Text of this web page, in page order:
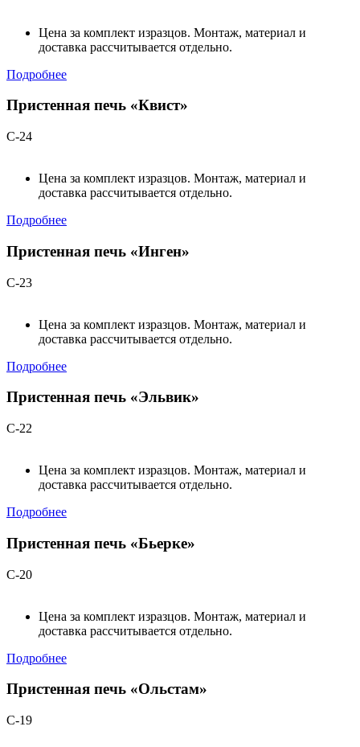
Цена за комплект изразцов. Монтаж, материал и
доставка рассчитывается отдельно.
Подробнее
Пристенная печь «Квист»
С-24
Цена за комплект изразцов. Монтаж, материал и
доставка рассчитывается отдельно.
Подробнее
Пристенная печь «Инген»
С-23
Цена за комплект изразцов. Монтаж, материал и
доставка рассчитывается отдельно.
Подробнее
Пристенная печь «Эльвик»
С-22
Цена за комплект изразцов. Монтаж, материал и
доставка рассчитывается отдельно.
Подробнее
Пристенная печь «Бьерке»
С-20
Цена за комплект изразцов. Монтаж, материал и
доставка рассчитывается отдельно.
Подробнее
Пристенная печь «Ольстам»
С-19